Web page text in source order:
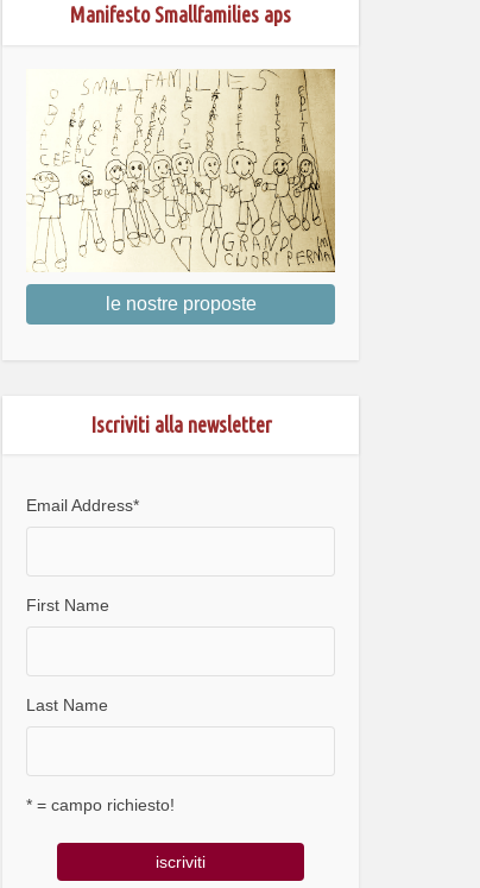
Manifesto Smallfamilies aps
le nostre proposte
Iscriviti alla newsletter
Email Address*
First Name
Last Name
* = campo richiesto!